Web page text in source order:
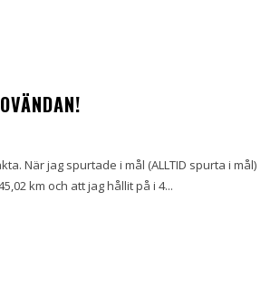
När jag spurtade i mål (ALLTID spurta i mål)
km och att jag hållit på i 4...